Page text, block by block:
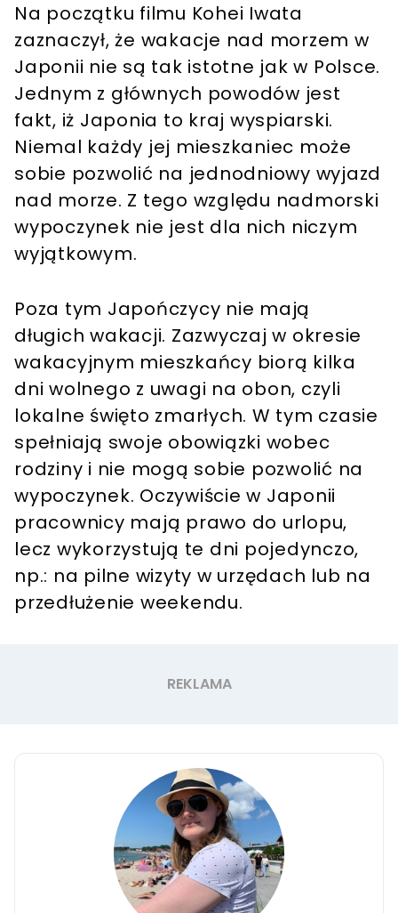
Na początku filmu Kohei Iwata
zaznaczył, że wakacje nad morzem w
Japonii nie są tak istotne jak w Polsce.
Jednym z głównych powodów jest
fakt, iż Japonia to kraj wyspiarski.
Niemal każdy jej mieszkaniec może
sobie pozwolić na jednodniowy wyjazd
nad morze. Z tego względu nadmorski
wypoczynek nie jest dla nich niczym
wyjątkowym.
Poza tym Japończycy nie mają
długich wakacji. Zazwyczaj w okresie
wakacyjnym mieszkańcy biorą kilka
dni wolnego z uwagi na obon, czyli
lokalne święto zmarłych. W tym czasie
spełniają swoje obowiązki wobec
rodziny i nie mogą sobie pozwolić na
wypoczynek. Oczywiście w Japonii
pracownicy mają prawo do urlopu,
lecz wykorzystują te dni pojedynczo,
np.: na pilne wizyty w urzędach lub na
przedłużenie weekendu.